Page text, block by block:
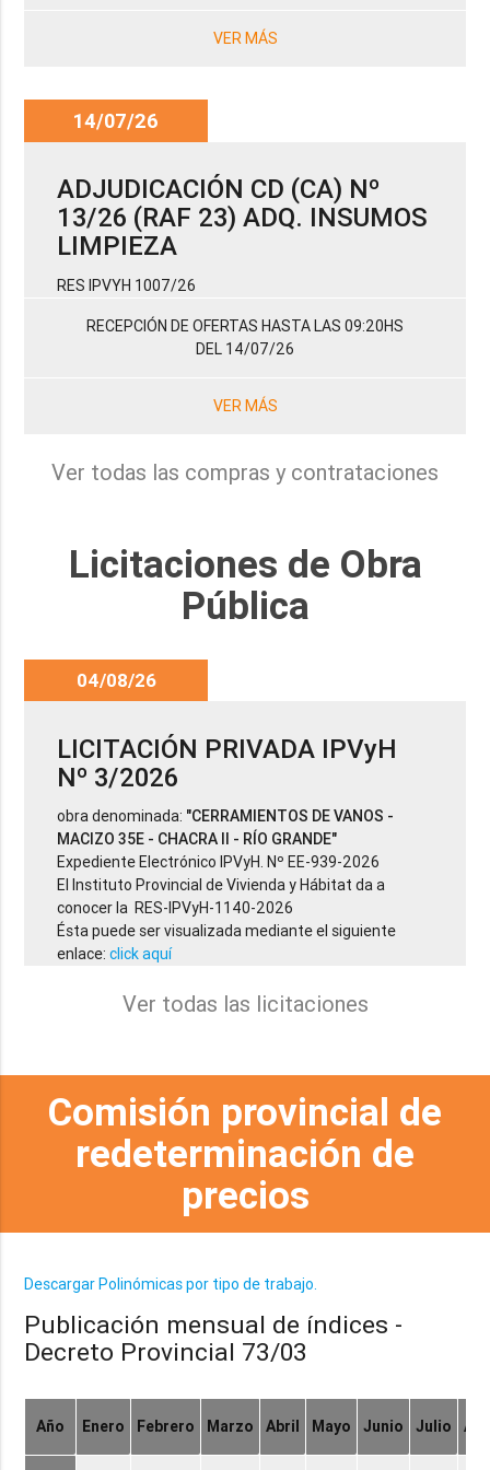
VER MÁS
14/07/26
ADJUDICACIÓN CD (CA) Nº
13/26 (RAF 23) ADQ. INSUMOS
LIMPIEZA
RES IPVYH 1007/26
RECEPCIÓN DE OFERTAS HASTA LAS 09:20HS
DEL 14/07/26
VER MÁS
Ver todas las compras y contrataciones
Licitaciones de Obra
Pública
04/08/26
LICITACIÓN PRIVADA IPVyH
Nº 3/2026
obra denominada: "CERRAMIENTOS DE VANOS -
MACIZO 35E - CHACRA II - RÍO GRANDE"
Expediente Electrónico IPVyH. Nº EE-939-2026
El Instituto Provincial de Vivienda y Hábitat da a
conocer la RES-IPVyH-1140-2026
Ésta puede ser visualizada mediante el siguiente
enlace:click aquí
Ver todas las licitaciones
Comisión provincial de
redeterminación de
precios
Descargar Polinómicas por tipo de trabajo.
Publicación mensual de índices -
Decreto Provincial 73/03
Año Enero Febrero Marzo Abril Mayo Junio Julio